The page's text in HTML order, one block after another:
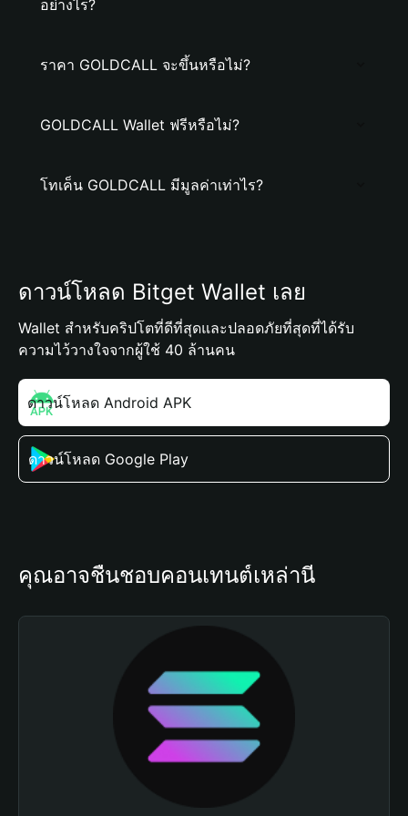
อย่างไร?
ราคา GOLDCALL จะขึ้นหรือไม่?
GOLDCALL Wallet ฟรีหรือไม่?
โทเค็น GOLDCALL มีมูลค่าเท่าไร?
ดาวน์โหลด Bitget Wallet เลย
Wallet สำหรับคริปโตที่ดีที่สุดและปลอดภัยที่สุดที่ได้รับ
ความไว้วางใจจากผู้ใช้ 40 ล้านคน
ดาวน์โหลด Android APK
ดาวน์โหลด Google Play
คุณอาจชื่นชอบคอนเทนต์เหล่านี้